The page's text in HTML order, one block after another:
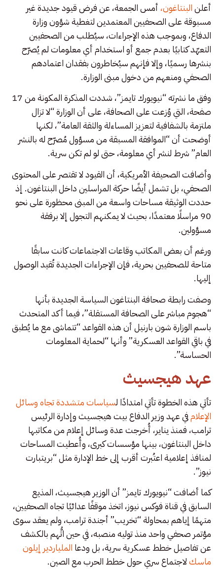
أعلنالبنتاغون، أمس الجمعة، عن فرض قيود جديدة غير
مسبوقة على الصحفيين المعتمدين لتغطية شؤون وزارة
الدفاع، وبموجب هذه الإجراءات، سيُطلب من الصحفيين
التعهّد كتابيًا بعدم جمع أو استخدام أي معلومات لم يُصرّح
بنشرها رسميًا، وإلا فإنهم سيُخاطرون بفقدان اعتمادهم
الصحفي ومنعهم من دخول مبنى الوزارة.
وفق ما نشرته “نيويورك تايمز”، شددت المذكرة المكونة من 17
صفحة، التي وُزعت على الصحافة، على أن الوزارة “لا تزال
ملتزمة بالشفافية لتعزيز المساءلة والثقة العامة”، لكنها
أوضحت أن “الموافقة المسبقة من مسؤول مُصرّح له بالنشر
العام” شرط لنشر أي معلومة، حتى لو لم تكن سرية.
وأضافت الصحيفة الأمريكية، أن القيود لا تقتصر على المحتوى
الصحفي، بل تشمل أيضًا حركة المراسلين داخل البنتاغون. إذ
حددت الوثيقة مساحات واسعة من المبنى محظورة على نحو
90 مراسلًا معتمدًا، بحيث لا يمكنهم التجول إلا برفقة
مسؤولين.
ورغم أن بعض المكاتب وقاعات الاجتماعات كانت سابقًا
متاحة للصحفيين بحرية، فإن الإجراءات الجديدة تُقيد الوصول
إليها.
وصفت رابطة صحافة البنتاغون السياسة الجديدة بأنها
“هجوم مباشر على الصحافة المستقلة”، فيما أكد المتحدث
باسم الوزارة شون بارنيل أن هذه القواعد “تتماشى مع ما يُطبق
في باقي القواعد العسكرية” وأنها “لحماية المعلومات
الحساسة”.
عهد هيجسيث
تأتي هذه الخطوة تأتي امتدادًا لسياسات متشددة تجاه وسائل
الإعلامفي عهد وزير الدفاع بيت هيجسيث وإدارة الرئيس
ترامب، فمنذ يناير، أُخرجت عدة وسائل إعلام من مكاتبها
داخل البنتاغون، بينها مؤسسات كبرى، وأُعطيت المساحات
لمنافذ إعلامية اعتُبرت أقرب إلى خط الإدارة مثل “بريتبارت
نيوز”.
كما أضافت “نيويورك تايمز” أن الوزير هيجسيث، المذيع
السابق في قناة فوكس نيوز، اتخذ موقفًا عدائيًا تجاه الصحفيين،
متهمًا إياهم بمحاولة “تخريب” أجندة ترامب، ولم يعقد سوى
مؤتمر صحفي واحد منذ توليه منصبه، في حين اتُّهم بالكشف
عن تفاصيل خطط عسكرية سرية، بل ودعا الملياردير إيلون
ماسكلاجتماع سري حول خطط الحرب مع الصين.